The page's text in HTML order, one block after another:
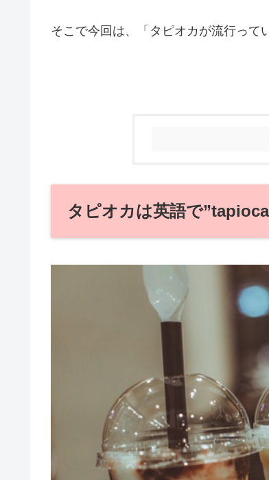
そこで今回は、「タピオカが流行って
タピオカは英語で